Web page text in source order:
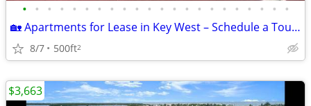
• • • • • • • • • • • • • • • • • • • • • •
🏡 Apartments for Lease in Key West – Schedule a Tour Today!
8/7 500ft2
$3,663